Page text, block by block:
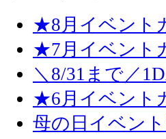
★8月イベント
★7月イベント
＼8/31まで／
★6月イベント
母の日イベン